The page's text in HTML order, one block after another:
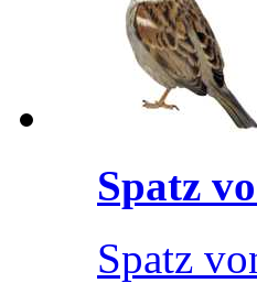
Spatz
Spatz